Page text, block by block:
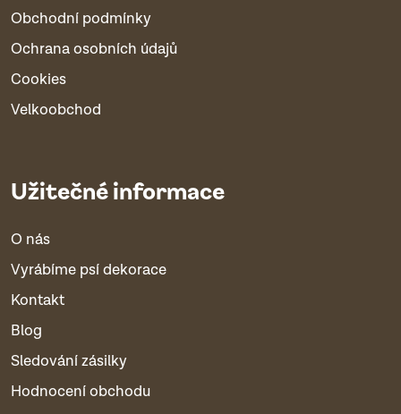
Obchodní podmínky
Ochrana osobních údajů
Cookies
Velkoobchod
Užitečné informace
O nás
Vyrábíme psí dekorace
Kontakt
Blog
Sledování zásilky
Hodnocení obchodu